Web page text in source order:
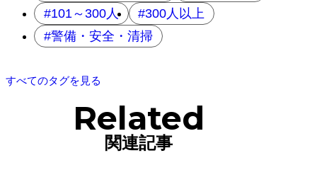
101～300人
300人以上
警備・安全・清掃
すべてのタグを見る
Related
関連記事